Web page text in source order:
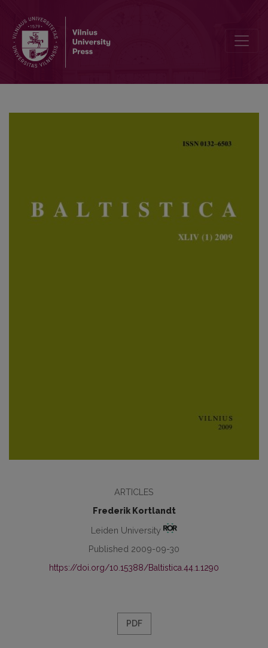
ARTICLES
Frederik Kortlandt
Leiden University
Published 2009-09-30
https://doi.org/10.15388/Baltistica.44.1.1290
PDF